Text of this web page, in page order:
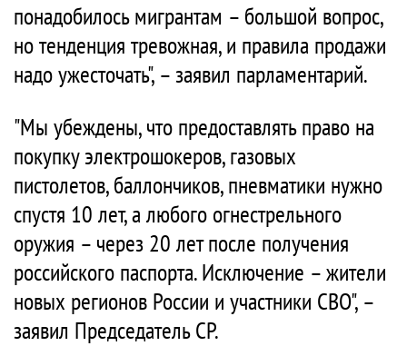
понадобилось мигрантам – большой вопрос,
но тенденция тревожная, и правила продажи
надо ужесточать", – заявил парламентарий.
"Мы убеждены, что предоставлять право на
покупку электрошокеров, газовых
пистолетов, баллончиков, пневматики нужно
спустя 10 лет, а любого огнестрельного
оружия – через 20 лет после получения
российского паспорта. Исключение – жители
новых регионов России и участники СВО", –
заявил Председатель СР.